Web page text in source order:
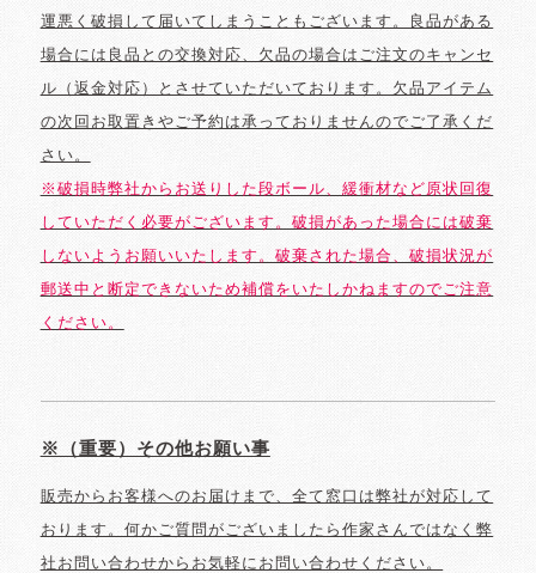
運悪く破損して届いてしまうこともございます。良品がある
場合には良品との交換対応、欠品の場合はご注文のキャンセ
ル（返金対応）とさせていただいております。欠品アイテム
の次回お取置きやご予約は承っておりませんのでご了承くだ
さい。
※破損時弊社からお送りした段ボール、緩衝材など原状回復
していただく必要がございます。破損があった場合には破棄
しないようお願いいたします。破棄された場合、破損状況が
郵送中と断定できないため補償をいたしかねますのでご注意
ください。
※（重要）その他お願い事
販売からお客様へのお届けまで、全て窓口は弊社が対応して
おります。何かご質問がございましたら作家さんではなく弊
社お問い合わせからお気軽にお問い合わせください。